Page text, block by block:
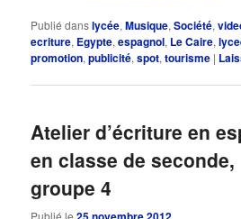
Publié danslycée,Musique,Société,
ecriture, Egypte,espagnol, Le Caire,
promotion,publicité,spot,tourisme |
Atelier d’écriture en
en classe de seconde,
groupe 4
Publié le